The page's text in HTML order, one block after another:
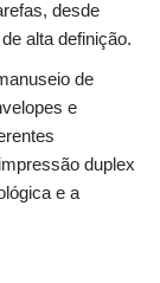
desde
alta definição.
de
e
duplex
e a